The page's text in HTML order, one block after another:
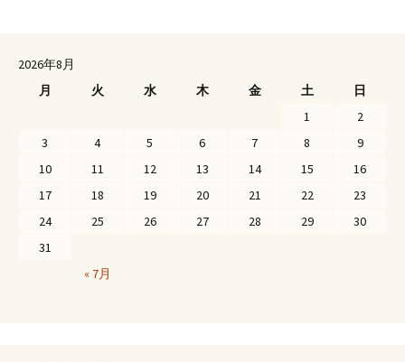
ビ2026年8月
月
火 水 木 金 土 日
« 7月
1
2
3
4 5 6 7 8
9
10
11 12 13 14 15
16
17
18 19 20 21 22
23
24
25 26 27 28 29
30
31